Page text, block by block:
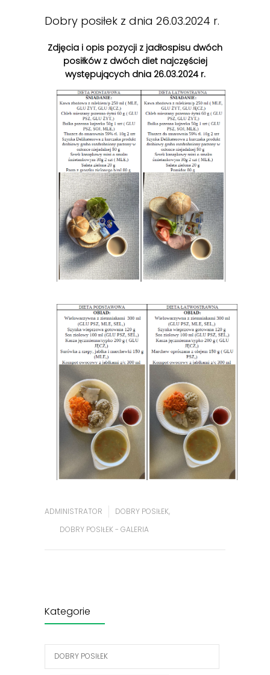
Dobry posiłek z dnia 26.03.2024 r.
Zdjęcia i opis pozycji z jadłospisu dwóch
posiłków z dwóch diet najczęściej
występujących dnia 26.03.2024 r.
ADMINISTRATOR DOBRY POSIŁEK,
DOBRY POSIŁEK - GALERIA
Kategorie
DOBRY POSIŁEK